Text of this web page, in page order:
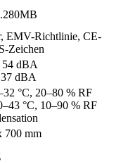
EMV-Richtlinie, CE-
Zeichen
54 dBA
dBA
°C, 20–80 % RF
°C, 10–90 % RF
700 mm